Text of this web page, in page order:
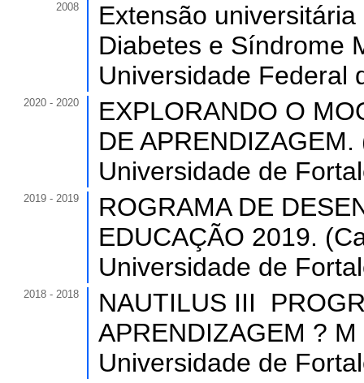
2008
Extensão
Diabetes e Síndrome
Universidade Federal
2020 - 2020
EXPLORANDO O
DE
Universidade de
2019 - 2019
ROGRAMA DE
EDUCAÇÃO 2019.
Universidade de
2018 - 2018
NAUTILUS III
APRENDIZAGEM ?
Universidade de